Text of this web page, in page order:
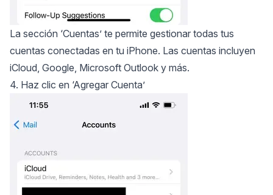
La sección ‘Cuentas’ te permite gestionar todas tus
cuentas conectadas en tu iPhone. Las cuentas incluyen
iCloud, Google, Microsoft Outlook y más.
4. Haz clic en ‘Agregar Cuenta’